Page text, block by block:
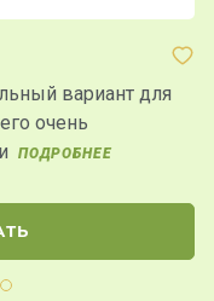
вариант для
очень
ПОДРОБНЕЕ